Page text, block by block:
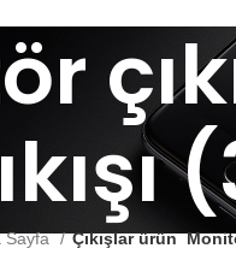
Sayfa Çıkışlar ürün